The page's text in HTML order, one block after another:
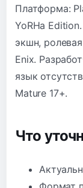
Платформа:
YoRHa
экшн,
Enix.
язык
Mature 17+.
Что